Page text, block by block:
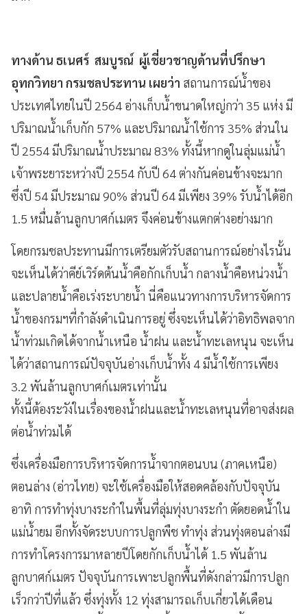
ทางด้าน ธเนศร์ สมบูรณ์ ผู้เชี่ยวชาญด้านที่ปรึกษา
อุทกวิทยา กรมชลประทาน เผยว่า สถานการณ์น้ำของ
ประเทศไทยในปี 2564 อ่างเก็บน้ำขนาดใหญ่กว่า 35 แห่ง มี
ปริมาณน้ำเก็บกัก 57% และปริมาณน้ำใช้การ 35% ส่วนใน
ปี 2554 มีปริมาณน้ำประมาณ 83% ทั้งนี้หากดูในลุ่มแม่น้ำ
เจ้าพระยาระหว่างปี 2554 กับปี 64 ต่างกันค่อนข้างจะมาก
ซึ่งปี 54 มีประมาณ 90% ส่วนปี 64 มีเพียง 39% รับน้ำได้อีก
1.5 หมื่นล้านลูกบาศก์เมตร จึงค่อนข้างแตกต่างอย่างมาก
โดยกรมชลประทานมีการเตรียมตัวรับสถานการณ์อย่างไรนั้น
จะเห็นได้ว่าคีย์เวิร์ดต้นน้ำคือกักเก็บน้ำ กลางน้ำคือหน่วงน้ำ
และปลายน้ำคือเร่งระบายน้ำ นี่คือแนวทางการบริหารจัดการ
น้ำของกรมฯที่กำลังดำเนินการอยู่ ซึ่งจะเห็นได้ว่าอิทธิพลจาก
น้ำท่วมเกิดได้จากน้ำเหนือ น้ำฝน และน้ำทะเลหนุน จะเห็น
ได้ว่าสถานการณ์ปัจจุบันอ่างเก็บน้ำทั้ง 4 มีน้ำใช้การเพียง
3.2 พันล้านลูกบาศก์เมตรเท่านั้น
ทั้งนี้ต้องระวังในเรื่องของน้ำฝนและน้ำทะเลหนุนที่อาจส่งผล
ต่อน้ำท่วมได้
ซึ่งเครื่องมือการบริหารจัดการน้ำจากตอนบน (ภาคเหนือ)
ตอนล่าง (อ่าวไทย) จะใช้เครื่องมือให้สอดคล้องกับปัจจุบัน
อาทิ การทำทุ่งบางระกำในพื้นที่ลุ่มทุ่งบางระกำ ตัดยอดน้ำใน
แม่น้ำยม อีกทั้งจัดระบบการปลูกพืช ทำทุ่ง ส่วนทุ่งตอนล่างมี
การทำโครงการมาหลายปีโดยกักเก็บน้ำได้ 1.5 พันล้าน
ลูกบาศก์เมตร ปัจจุบันการเพาะปลูกพื้นที่ดังกล่าวมีการปลูก
เร็วกว่าปีที่แล้ว ซึ่งทุ่งทั้ง 12 ทุ่งสามารถเก็บเกี่ยวได้เดือน